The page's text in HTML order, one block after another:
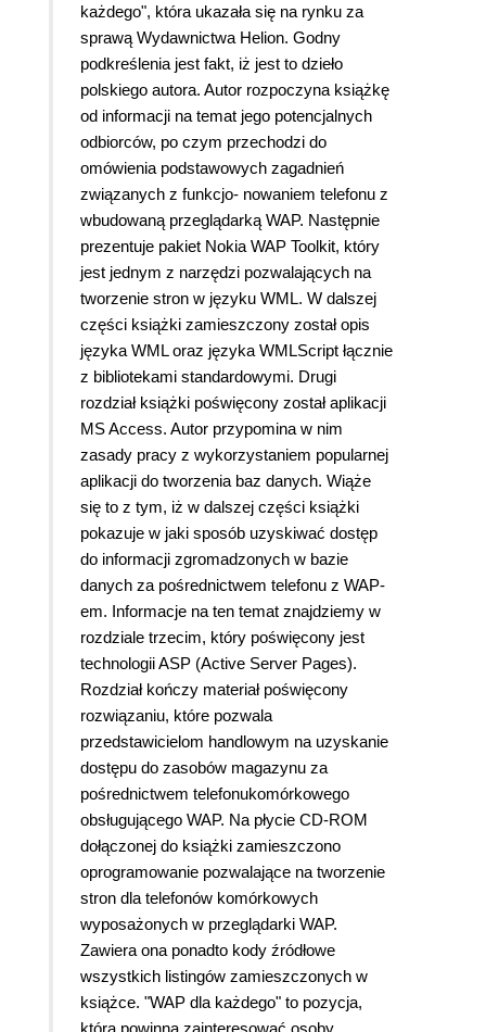
każdego", która ukazała się na rynku za
sprawą Wydawnictwa Helion. Godny
podkreślenia jest fakt, iż jest to dzieło
polskiego autora. Autor rozpoczyna książkę
od informacji na temat jego potencjalnych
odbiorców, po czym przechodzi do
omówienia podstawowych zagadnień
związanych z funkcjo- nowaniem telefonu z
wbudowaną przeglądarką WAP. Następnie
prezentuje pakiet Nokia WAP Toolkit, który
jest jednym z narzędzi pozwalających na
tworzenie stron w języku WML. W dalszej
części książki zamieszczony został opis
języka WML oraz języka WMLScript łącznie
z bibliotekami standardowymi. Drugi
rozdział książki poświęcony został aplikacji
MS Access. Autor przypomina w nim
zasady pracy z wykorzystaniem popularnej
aplikacji do tworzenia baz danych. Wiąże
się to z tym, iż w dalszej części książki
pokazuje w jaki sposób uzyskiwać dostęp
do informacji zgromadzonych w bazie
danych za pośrednictwem telefonu z WAP-
em. Informacje na ten temat znajdziemy w
rozdziale trzecim, który poświęcony jest
technologii ASP (Active Server Pages).
Rozdział kończy materiał poświęcony
rozwiązaniu, które pozwala
przedstawicielom handlowym na uzyskanie
dostępu do zasobów magazynu za
pośrednictwem telefonukomórkowego
obsługującego WAP. Na płycie CD-ROM
dołączonej do książki zamieszczono
oprogramowanie pozwalające na tworzenie
stron dla telefonów komórkowych
wyposażonych w przeglądarki WAP.
Zawiera ona ponadto kody źródłowe
wszystkich listingów zamieszczonych w
książce. "WAP dla każdego" to pozycja,
która powinna zainteresować osoby